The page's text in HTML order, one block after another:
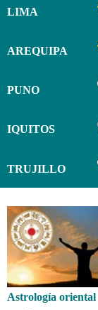
LIMA
AREQUIPA
PUNO
IQUITOS
TRUJILLO
Astrología oriental